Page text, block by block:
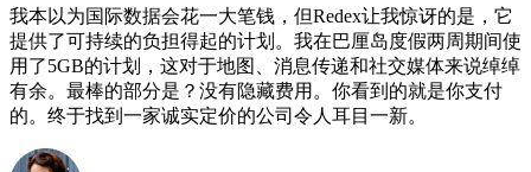
我本以为国际数据会花一大笔钱，但Redex让我惊讶的是，它
提供了可持续的负担得起的计划。我在巴厘岛度假两周期间使
用了5GB的计划，这对于地图、消息传递和社交媒体来说绰绰
有余。最棒的部分是？没有隐藏费用。你看到的就是你支付
的。终于找到一家诚实定价的公司令人耳目一新。